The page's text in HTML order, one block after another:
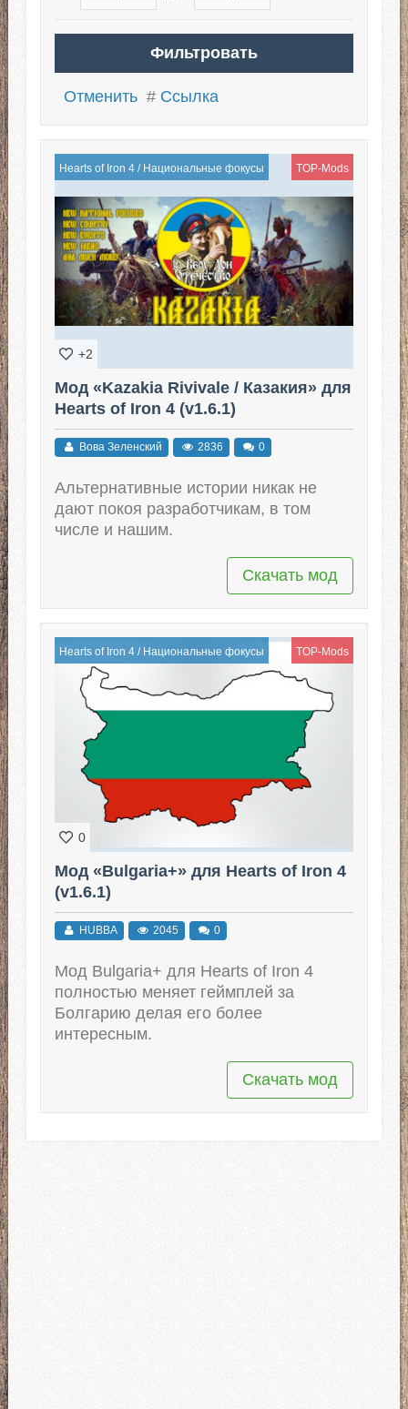
Отменить # Ссылка
Hearts of Iron 4/ Национальные фокусы TOP-Mods
+2
Мод «Kazakia Rivivale / Казакия» для
Hearts of Iron 4 (v1.6.1)
Вова Зеленский 2836 0
Альтернативные истории никак не
дают покоя разработчикам, в том
числе и нашим.
Скачать мод
Hearts of Iron 4/ Национальные фокусы TOP-Mods
0
Мод «Bulgaria+» для Hearts of Iron 4
(v1.6.1)
HUBBA 2045 0
Мод Bulgaria+ для Hearts of Iron 4
полностью меняет геймплей за
Болгарию делая его более
интересным.
Скачать мод